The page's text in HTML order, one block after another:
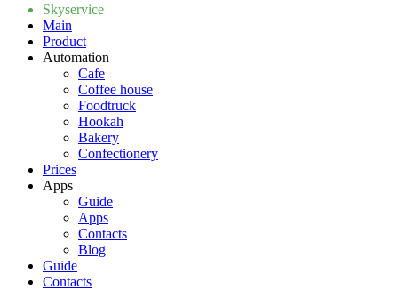
Skyservice
Main
Product
Automation
Cafe
Coffee house
Foodtruck
Hookah
Bakery
Confectionery
Prices
Apps
Guide
Apps
Contacts
Blog
Guide
Contacts